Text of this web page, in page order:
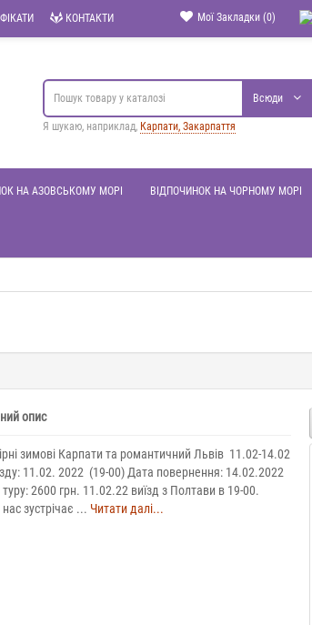
КОНТАКТИ Мої Закладки (0)
Всюди
Я шукаю, наприклад, Карпати, Закарпаття
НА АЗОВСЬКОМУ МОРІ ВІДПОЧИНОК НА ЧОРНОМУ МОРІ
опис
зимові Карпати та романтичний Львів 11.02-14.02
11.02. 2022 (19-00) Дата повернення: 14.02.2022
туру: 2600 грн. 11.02.22 виїзд з Полтави в 19-00.
зустрічає ... Читати далі...